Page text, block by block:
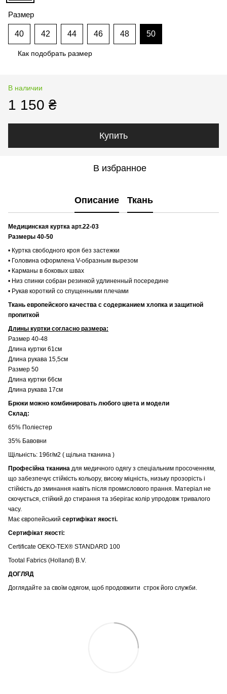
Размер
40 42 44 46 48 50
Как подобрать размер
В наличии
1 150 ₴
Купить
В избранное
Описание Ткань
Медицинская куртка арт.22-03
Размеры 40-50
• Куртка свободного кроя без застежки
• Головина оформлена V-образным вырезом
• Карманы в боковых швах
• Низ спинки собран резинкой удлиненный посередине
• Рукав короткий со спущенными плечами
Ткань европейского качества с содержанием хлопка и защитной
пропиткой
Длины куртки согласно размера:
Размер 40-48
Длина куртки 61см
Длина рукава 15,5см
Размер 50
Длина куртки 66см
Длина рукава 17см
Брюки можно комбинировать любого цвета и модели
Склад:
65% Поліестер
35% Бавовни
Щільність: 196г/м2 ( щільна тканина )
Професійна тканина для медичного одягу з спеціальним просоченням,
що забезпечує стійкість кольору, високу міцність, низьку прозорість і
стійкість до зминання навіть після промислового прання. Матеріал не
скочується, стійкий до стирання та зберігає колір упродовж тривалого
часу.
Має європейський сертифікат якості.
Сертифікат якості:
Certificate OEKO-TEX® STANDARD 100
Tootal Fabrics (Holland) B.V.
ДОГЛЯД
Доглядайте за своїм одягом, щоб продовжити строк його служби.